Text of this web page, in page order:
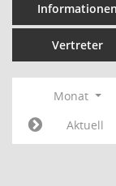
Informationen
Vertreter
Monat
Aktuell